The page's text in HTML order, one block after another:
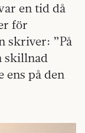
en tid då
för
skriver: ”På
skillnad
på den